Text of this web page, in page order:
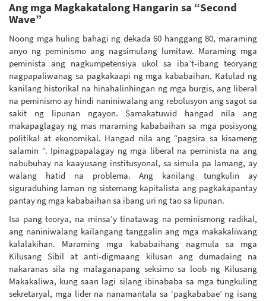
Ang mga Magkakatalong Hangarin sa “Second
Wave”
Noong mga huling bahagi ng dekada 60 hanggang 80, maraming
anyo ng peminismo ang nagsimulang lumitaw. Maraming mga
peminista ang nagkumpetensiya ukol sa iba’t-ibang teoryang
nagpapaliwanag sa pagkakaapi ng mga kababaihan. Katulad ng
kanilang historikal na hinahalinhingan ng mga burgis, ang liberal
na peminismo ay hindi naniniwalang ang rebolusyon ang sagot sa
sakit ng lipunan ngayon. Samakatuwid hangad nila ang
makapaglagay ng mas maraming kababaihan sa mga posisyong
politikal at ekonomikal. Hangad nila ang “pagsira sa kisameng
salamin “. Ipinagpapalagay ng mga liberal na peminista na ang
nabubuhay na kaayusang institusyonal, sa simula pa lamang, ay
walang hatid na problema. Ang kanilang tungkulin ay
siguraduhing laman ng sistemang kapitalista ang pagkakapantay
pantay ng mga kababaihan sa ibang uri ng tao sa lipunan.
Isa pang teorya, na minsa’y tinatawag na peminismong radikal,
ang naniniwalang kailangang tanggalin ang mga makakaliwang
kalalakihan. Maraming mga kababaihang nagmula sa mga
Kilusang Sibil at anti-digmaang kilusan ang dumadaing na
nakaranas sila ng malaganapang seksimo sa loob ng Kilusang
Makakaliwa, kung saan lagi silang ibinababa sa mga tungkuling
sekretaryal, mga lider na nanamantala sa ‘pagkababae’ ng isang